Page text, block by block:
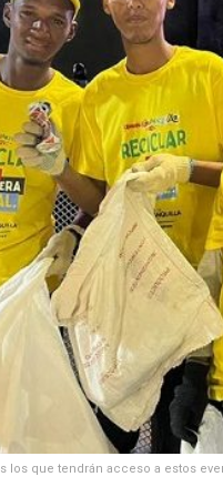
que tendrán acceso a estos